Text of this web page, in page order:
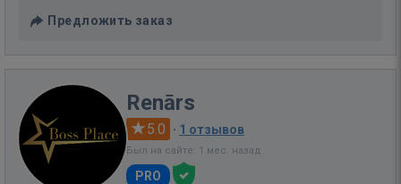
Предложить заказ
Renārs
5.0 · 1 отзывов
Был на сайте: 1 мес. назад
PRO